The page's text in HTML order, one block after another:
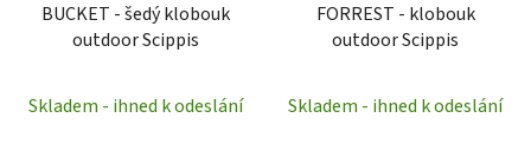
BUCKET - šedý klobouk
outdoor Scippis
Skladem - ihned k odeslání
FORREST - klobouk
outdoor Scippis
Skladem - ihned k odeslání